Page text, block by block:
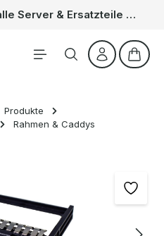
Sommer-Deal: 15% auf alle Server & Ersatzteile – Kein Code nötig, der Rabatt wird automatisch im Warenkorb abgezogen. Gültig vom 01.06. bis 31.08.
Produkte
Rahmen & Caddys